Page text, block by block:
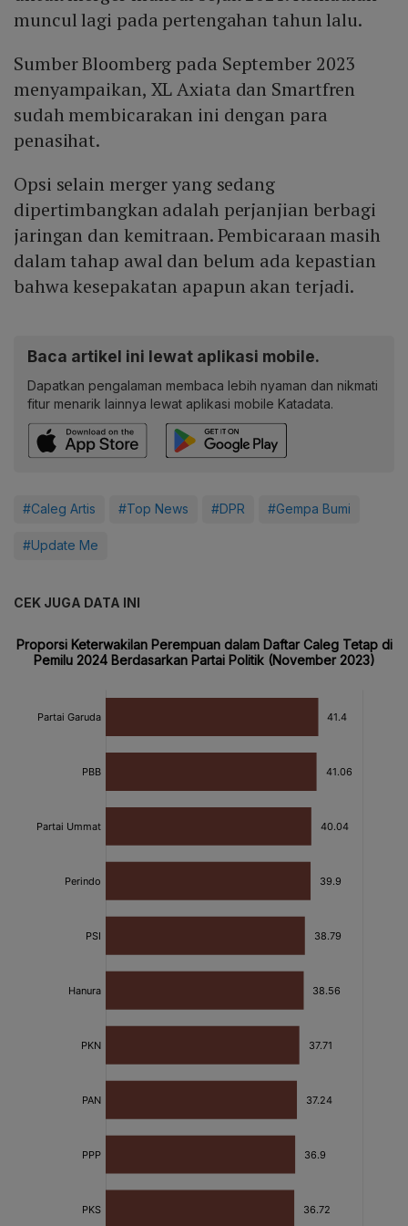
muncul lagi pada pertengahan tahun lalu.
Sumber Bloomberg pada September 2023
menyampaikan, XL Axiata dan Smartfren
sudah membicarakan ini dengan para
penasihat.
Opsi selain merger yang sedang
dipertimbangkan adalah perjanjian berbagi
jaringan dan kemitraan. Pembicaraan masih
dalam tahap awal dan belum ada kepastian
bahwa kesepakatan apapun akan terjadi.
Baca artikel ini lewat aplikasi mobile.
Dapatkan pengalaman membaca lebih nyaman dan nikmati
fitur menarik lainnya lewat aplikasi mobile Katadata.
#Caleg Artis #Top News #DPR #Gempa Bumi
#Update Me
CEK JUGA DATA INI